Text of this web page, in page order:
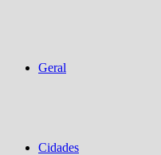
Geral
Cidades